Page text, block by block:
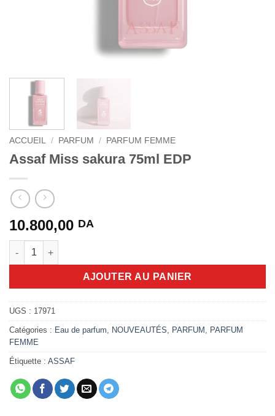
ACCUEIL / PARFUM / PARFUM FEMME
Assaf Miss sakura 75ml EDP
10.800,00 DA
quantité de Assaf Miss sakura 75ml EDP
AJOUTER AU PANIER
UGS : 17971
Catégories : Eau de parfum, NOUVEAUTÉS, PARFUM , PARFUM
FEMME
Étiquette : ASSAF